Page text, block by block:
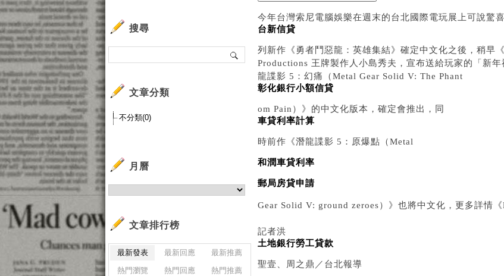
今年台灣索尼電腦娛樂在週末的台北國際電玩展上可說驚
台新信貸
列新作《勇者鬥惡龍：英雄集結》確定中文化之後，稍早
Productions 王牌製作人小島秀夫，宣布送給玩家的「新
龍諜影 5：幻痛（Metal Gear Solid V: The Phant
彰化銀行小額信貸
om Pain）》的中文化版本，確定會推出，同
車貸利率計算
時前作《潛龍諜影 5：原爆點（Metal
和潤車貸利率
郵局房貸申請
Gear Solid V: ground zeroes）》也將中文化，更多詳情
記者洪
土地銀行勞工貸款
聖壹、周之鼎／台北報導
搜尋
文章分類
不分類(0)
月曆
文章排行榜
最新發表 最新回應
最新推薦
熱門瀏覽
熱門回應 熱門推薦